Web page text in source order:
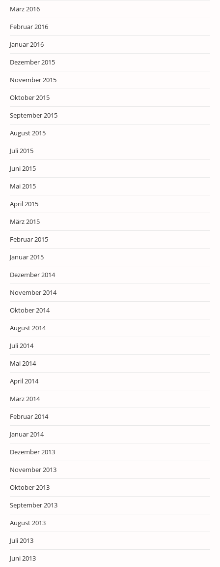
März 2016
Februar 2016
Januar 2016
Dezember 2015
November 2015
Oktober 2015
September 2015
August 2015
Juli 2015
Juni 2015
Mai 2015
April 2015
März 2015
Februar 2015
Januar 2015
Dezember 2014
November 2014
Oktober 2014
August 2014
Juli 2014
Mai 2014
April 2014
März 2014
Februar 2014
Januar 2014
Dezember 2013
November 2013
Oktober 2013
September 2013
August 2013
Juli 2013
Juni 2013